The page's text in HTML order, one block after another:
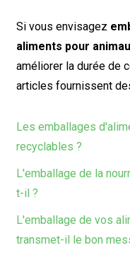
Si vous envisagez
aliments pour
améliorer la durée de
articles fournissent
Les emballages
recyclables ?
L'emballage de la
t-il ?
L'emballage de vos
transmet-il le bon